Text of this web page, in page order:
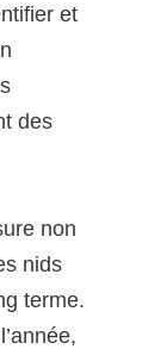
et
des
non
nids
terme.